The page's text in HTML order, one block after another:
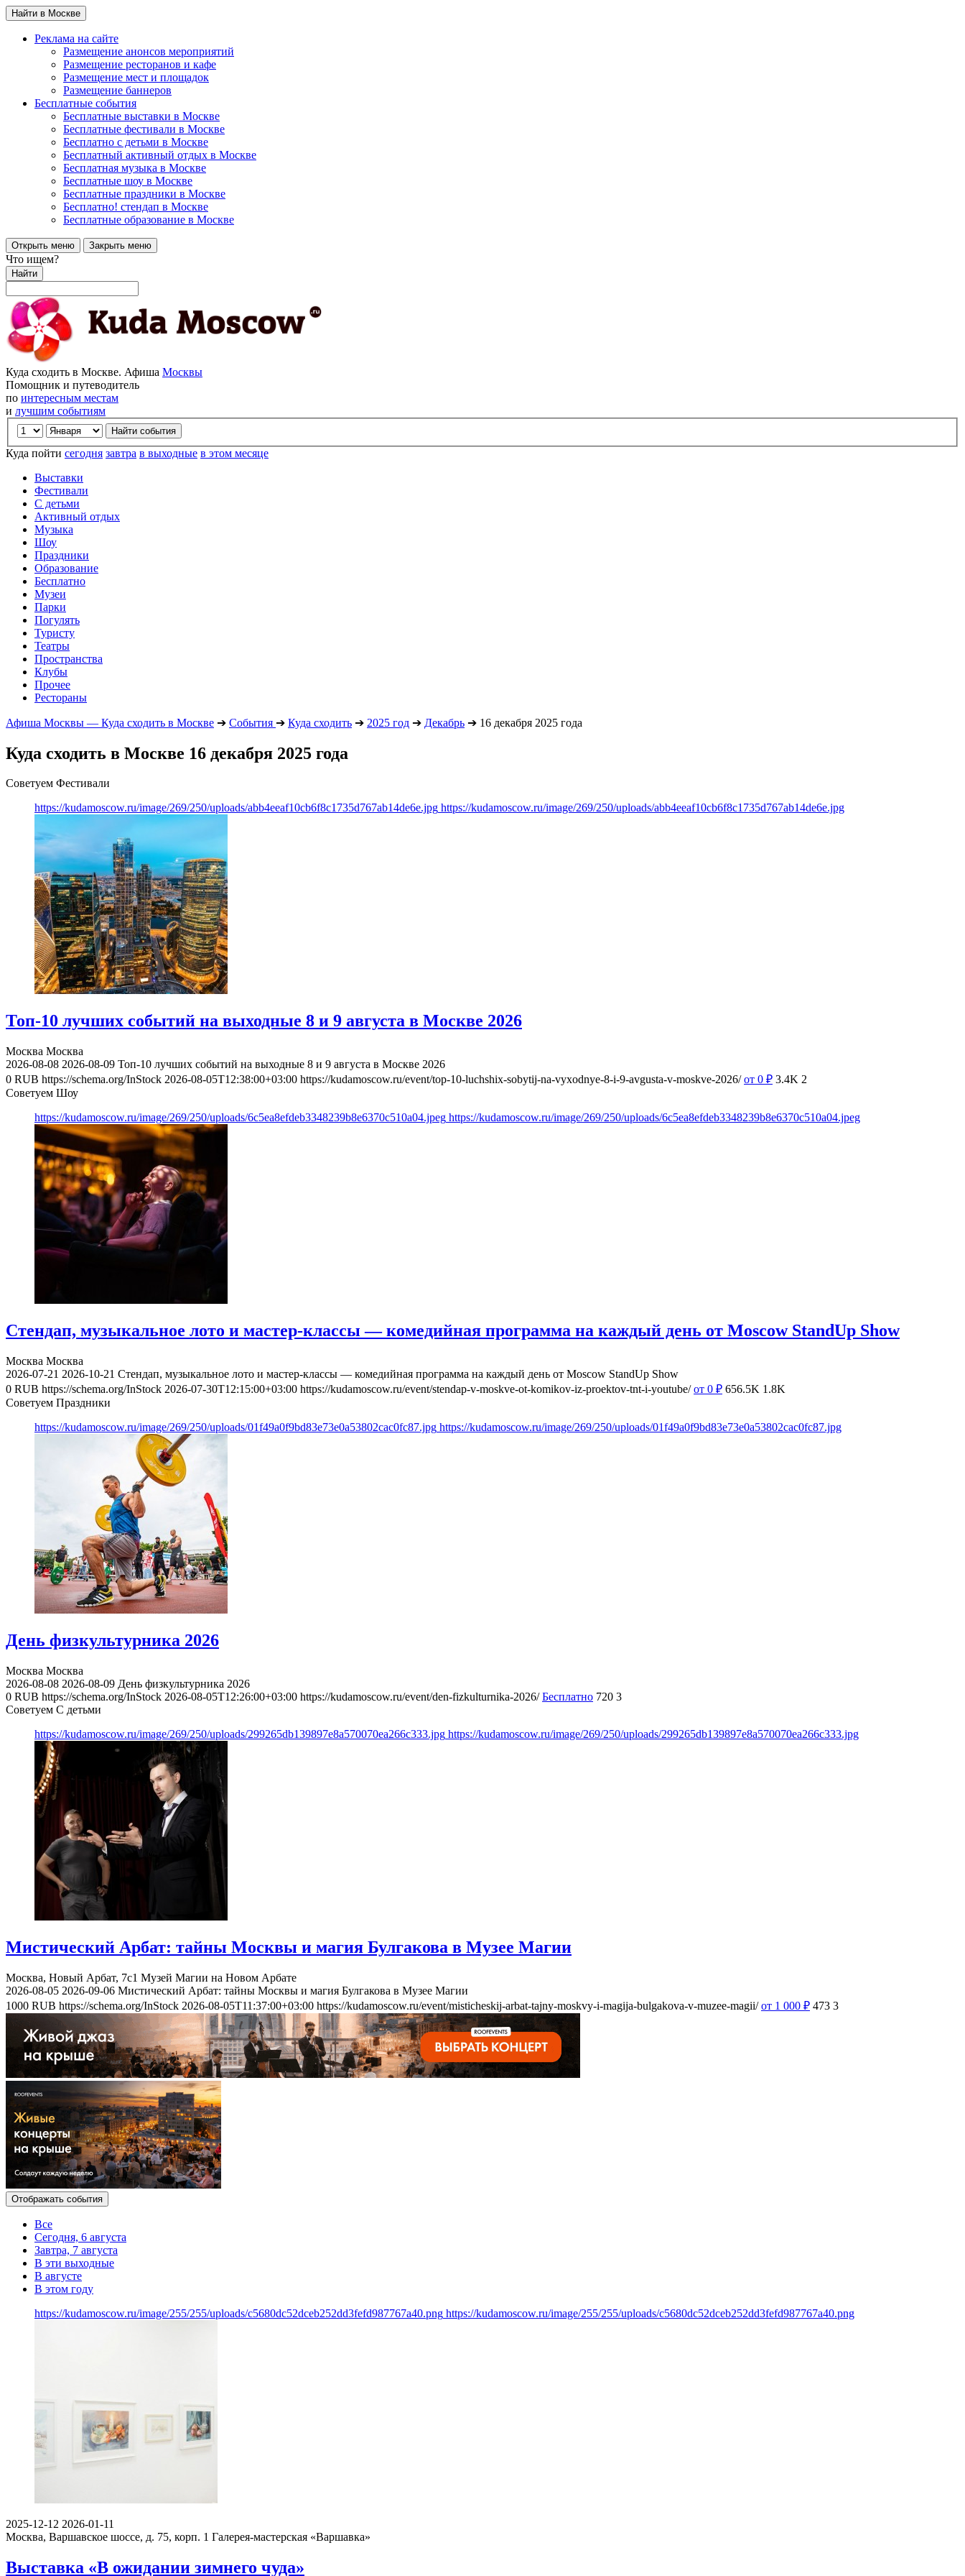
Найти в Москве
Реклама на сайте
Размещение анонсов мероприятий
Размещение ресторанов и кафе
Размещение мест и площадок
Размещение баннеров
Бесплатные события
Бесплатные выставки в Москве
Бесплатные фестивали в Москве
Бесплатно с детьми в Москве
Бесплатный активный отдых в Москве
Бесплатная музыка в Москве
Бесплатные шоу в Москве
Бесплатные праздники в Москве
Бесплатно! стендап в Москве
Бесплатные образование в Москве
Открыть меню Закрыть меню
Что ищем?
Найти
Куда сходить в Москве. Афиша Москвы
Помощник и путеводитель
по интересным местам
и лучшим событиям
Куда пойти сегодня завтра в выходные в этом месяце
Выставки
Фестивали
С детьми
Активный отдых
Музыка
Шоу
Праздники
Образование
Бесплатно
Музеи
Парки
Погулять
Туристу
Театры
Пространства
Клубы
Прочее
Рестораны
Афиша Москвы — Куда сходить в Москве ➔ События ➔ Куда сходить ➔ 2025 год ➔ Декабрь ➔ 16 декабря 2025 года
Куда сходить в Москве 16 декабря 2025 года
Советуем Фестивали
https://kudamoscow.ru/image/269/250/uploads/abb4eeaf10cb6f8c1735d767ab14de6e.jpg https://kudamoscow.ru/image/269/250/uploads/abb4eeaf10cb6f8c1735d767ab14de6e.jpg
Топ-10 лучших событий на выходные 8 и 9 августа в Москве 2026
Москва Москва
2026-08-08 2026-08-09 Топ-10 лучших событий на выходные 8 и 9 августа в Москве 2026
0 RUB https://schema.org/InStock 2026-08-05T12:38:00+03:00 https://kudamoscow.ru/event/top-10-luchshix-sobytij-na-vyxodnye-8-i-9-avgusta-v-moskve-2026/ от 0 ₽ 3.4K 2
Советуем Шоу
https://kudamoscow.ru/image/269/250/uploads/6c5ea8efdeb3348239b8e6370c510a04.jpeg https://kudamoscow.ru/image/269/250/uploads/6c5ea8efdeb3348239b8e6370c510a04.jpeg
Стендап, музыкальное лото и мастер-классы — комедийная программа на каждый день от Moscow StandUp Show
Москва Москва
2026-07-21 2026-10-21 Стендап, музыкальное лото и мастер-классы — комедийная программа на каждый день от Moscow StandUp Show
0 RUB https://schema.org/InStock 2026-07-30T12:15:00+03:00 https://kudamoscow.ru/event/stendap-v-moskve-ot-komikov-iz-proektov-tnt-i-youtube/ от 0 ₽ 656.5K 1.8K
Советуем Праздники
https://kudamoscow.ru/image/269/250/uploads/01f49a0f9bd83e73e0a53802cac0fc87.jpg https://kudamoscow.ru/image/269/250/uploads/01f49a0f9bd83e73e0a53802cac0fc87.jpg
День физкультурника 2026
Москва Москва
2026-08-08 2026-08-09 День физкультурника 2026
0 RUB https://schema.org/InStock 2026-08-05T12:26:00+03:00 https://kudamoscow.ru/event/den-fizkulturnika-2026/ Бесплатно 720 3
Советуем С детьми
https://kudamoscow.ru/image/269/250/uploads/299265db139897e8a570070ea266c333.jpg https://kudamoscow.ru/image/269/250/uploads/299265db139897e8a570070ea266c333.jpg
Мистический Арбат: тайны Москвы и магия Булгакова в Музее Магии
Москва, Новый Арбат, 7с1 Музей Магии на Новом Арбате
2026-08-05 2026-09-06 Мистический Арбат: тайны Москвы и магия Булгакова в Музее Магии
1000 RUB https://schema.org/InStock 2026-08-05T11:37:00+03:00 https://kudamoscow.ru/event/misticheskij-arbat-tajny-moskvy-i-magija-bulgakova-v-muzee-magii/ от 1 000 ₽ 473 3
Отображать события
Все
Сегодня, 6 августа
Завтра, 7 августа
В эти выходные
В августе
В этом году
https://kudamoscow.ru/image/255/255/uploads/c5680dc52dceb252dd3fefd987767a40.png https://kudamoscow.ru/image/255/255/uploads/c5680dc52dceb252dd3fefd987767a40.png
2025-12-12 2026-01-11
Москва, Варшавское шоссе, д. 75, корп. 1 Галерея-мастерская «Варшавка»
Выставка «В ожидании зимнего чуда»